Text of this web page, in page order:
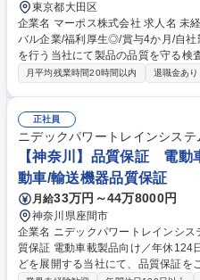
東京都大田区
企業名 マーポス株式会社 求人名 未経験可【検査】精密測定機器のグロー
バル企業/福利厚生◎/賞与4か月/自社勤務 仕事の内容 精密測定機
を行う当社にて製品の品質を守る検
て出荷前の製品組立、調整、検査を
■ハードウェアの入替作業 【取扱製
状測定機器、非破壊検査機器、リー
製品知識や技術を丁寧にレクチャー
フィールドサービスへの転換も可能です。 募集職種 未経験可
密測定機器のグローバル企業/福利厚
月平均残業時間20時間以内 退職金あり
正社員
ニデックパワートレインシステ
【神奈川】品質保証 電動
動車/輸送機器品質保証
月給33万円～44万8000円
神奈川県座間市
企業名 ニデックパワートレインシステムズ株式会
質保証 電動車載製品向け／年休124日 仕事の内容 自動車の電動化製品な
どを展開する当社にて、品質保証を